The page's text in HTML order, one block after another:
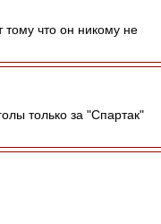
тому что он никому не
только за "Спартак"